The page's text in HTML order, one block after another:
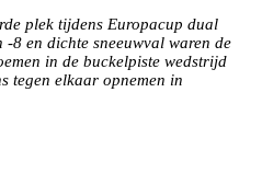
plek tijdens Europacup dual
8 en dichte sneeuwval waren de
in de buckelpiste wedstrijd
tegen elkaar opnemen in